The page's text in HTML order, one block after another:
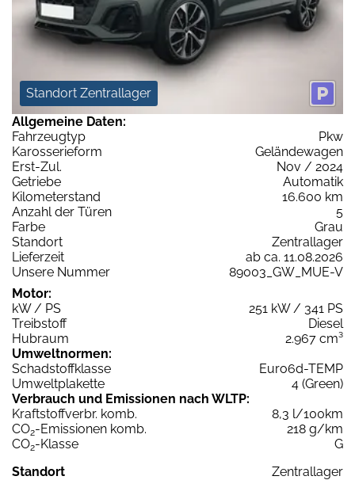
Standort Zentrallager
Allgemeine Daten:
Fahrzeugtyp
Pkw
Karosserieform
Geländewagen
Erst-Zul.
Nov / 2024
Getriebe
Automatik
Kilometerstand
16.600 km
Anzahl der Türen
5
Farbe
Grau
Standort
Zentrallager
Lieferzeit
ab ca. 11.08.2026
Unsere Nummer
89003_GW_MUE-V
Motor:
kW / PS
251 kW / 341 PS
Treibstoff
Diesel
Hubraum
2.967 cm³
Umweltnormen:
Schadstoffklasse
Euro6d-TEMP
Umweltplakette
4 (Green)
Verbrauch und Emissionen nach WLTP:
Kraftstoffverbr. komb.
8,3 l/100km
CO2-Emissionen komb.
218 g/km
CO2-Klasse
G
Standort
Zentrallager